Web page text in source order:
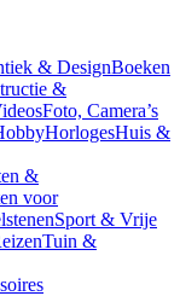
& DesignBoeken
&
Foto, Camera’s
HorlogesHuis &
&
voor
Sport & Vrije
Tuin &